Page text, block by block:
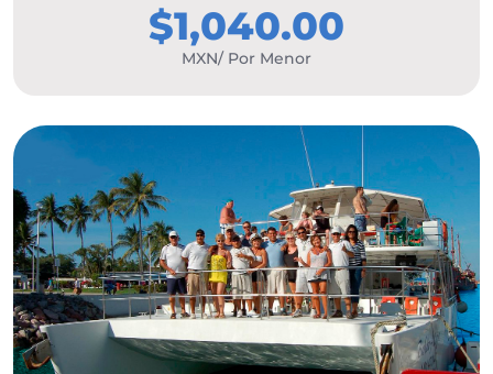
$1,040.00
MXN/ Por Menor